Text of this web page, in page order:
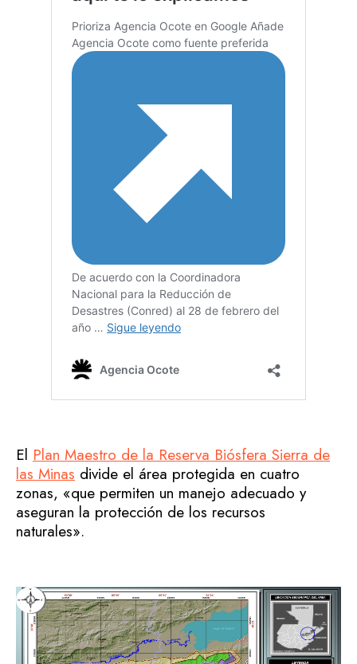
El Plan Maestro de la Reserva Biósfera Sierra de
las Minas divide el área protegida en cuatro
zonas, «que permiten un manejo adecuado y
aseguran la protección de los recursos
naturales».